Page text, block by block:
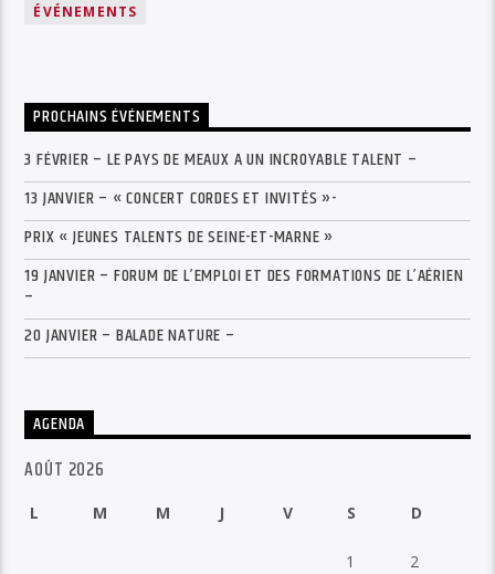
ÉVÉNEMENTS
PROCHAINS ÉVÉNEMENTS
3 FÉVRIER – LE PAYS DE MEAUX A UN INCROYABLE TALENT –
13 JANVIER – « CONCERT CORDES ET INVITÉS »-
PRIX « JEUNES TALENTS DE SEINE-ET-MARNE »
19 JANVIER – FORUM DE L’EMPLOI ET DES FORMATIONS DE L’AÉRIEN
–
20 JANVIER – BALADE NATURE –
AGENDA
AOÛT 2026
L M M J V S D
1
2